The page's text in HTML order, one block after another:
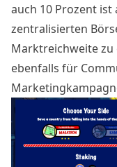
auch 10 Prozent
zentralisierten
Marktreichweite zu
ebenfalls für